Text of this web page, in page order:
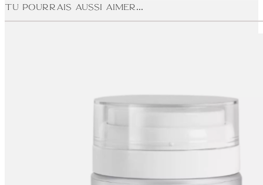
Tu pourrais aussi aimer...